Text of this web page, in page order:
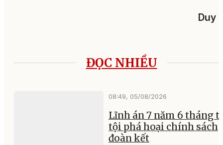
Duy
ĐỌC NHIỀU
08:49, 05/08/2026
Lĩnh án 7 năm 6 tháng
tội phá hoại chính sách
đoàn kết